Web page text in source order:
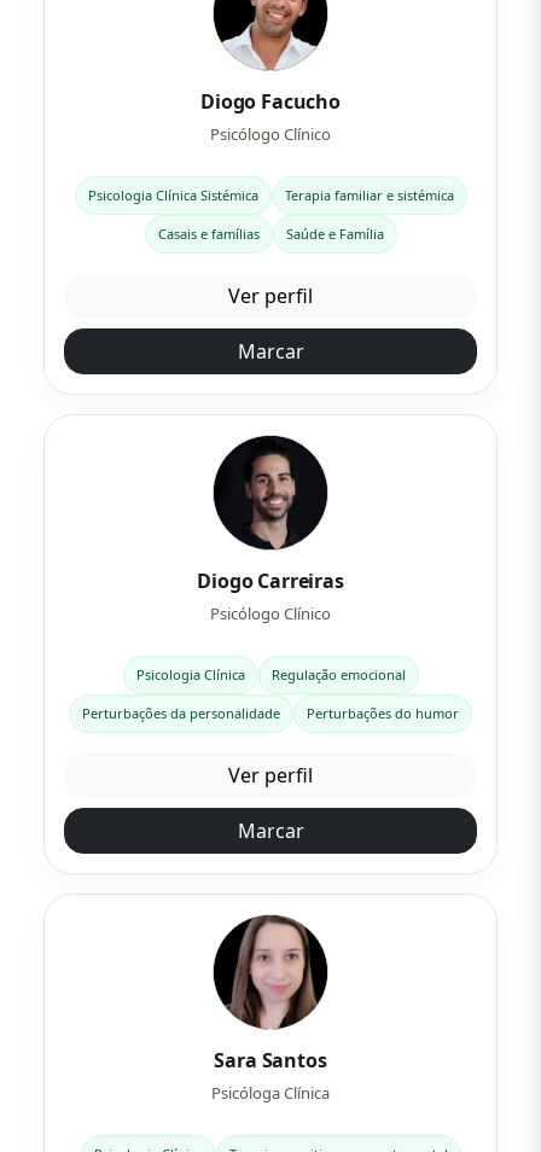
Diogo Facucho
Psicólogo Clínico
Psicologia Clínica Sistémica Terapia familiar e sistémica
Casais e famílias Saúde e Família
Ver perfil
Marcar
Diogo Carreiras
Psicólogo Clínico
Psicologia Clínica Regulação emocional
Perturbações da personalidade Perturbações do humor
Ver perfil
Marcar
Sara Santos
Psicóloga Clínica